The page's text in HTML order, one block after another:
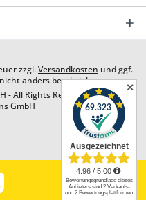
zzgl.Versandkosten und ggf.
anders beschrieben
All Rights Reserved. Design by
GmbH
✕